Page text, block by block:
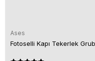
Ases
Fotoselli Kapı Tekerlek